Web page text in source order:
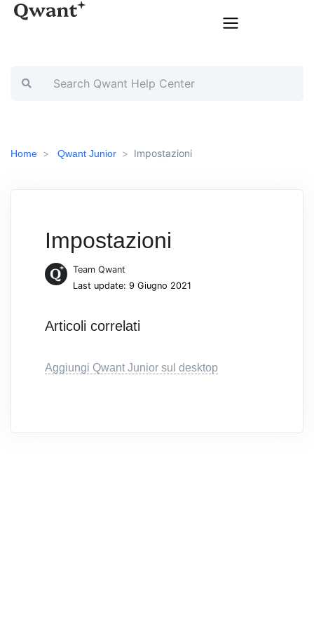
Home Qwant Junior Impostazioni
Impostazioni
Team Qwant
Last update: 9 Giugno 2021
Articoli correlati
Aggiungi Qwant Junior sul desktop